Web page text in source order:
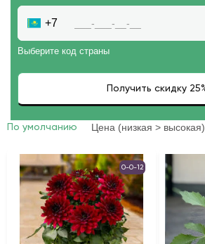
+7
Выберите код страны
По умолчанию Цена (низкая > высокая)
0-0-12